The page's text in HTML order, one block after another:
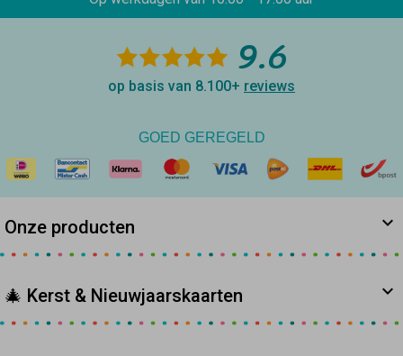
9.6
op basis van 8.100+ reviews
GOED GEREGELD
Onze producten
🎄 Kerst & Nieuwjaarskaarten